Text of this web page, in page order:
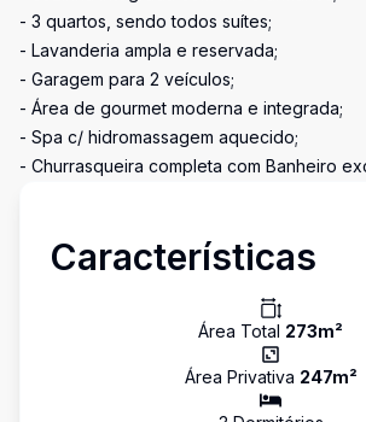
- 3 quartos, sendo todos suítes;
- Lavanderia ampla e reservada;
- Garagem para 2 veículos;
- Área de gourmet moderna e integrada;
- Spa c/ hidromassagem aquecido;
- Churrasqueira completa com Banheiro
Características
Área Total 273m²
Área Privativa 247m²